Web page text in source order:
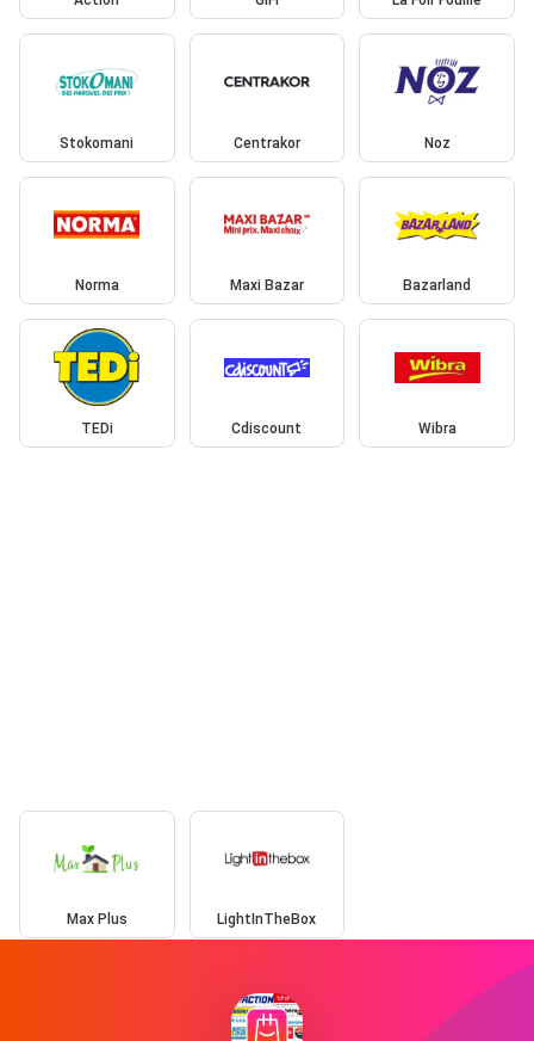
Stokomani Centrakor Noz
Norma Maxi Bazar Bazarland
TEDi Cdiscount Wibra
Max Plus LightInTheBox